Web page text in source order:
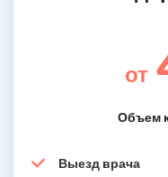
от
Объем
Выезд врача